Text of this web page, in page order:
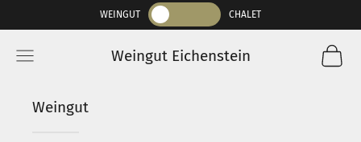
Zum Inhalt springenWEINGUT CHALET
Weingut Eichenstein
Menü
Weingut